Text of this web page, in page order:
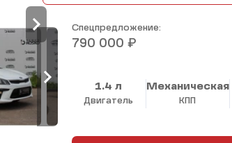
Спецпредложение:
790 000 ₽
1.4 л
Двигатель
Механическая
КПП